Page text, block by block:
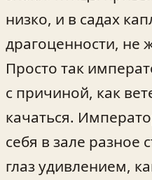
низко, и в садах
драгоценности, не
Просто так
с причиной, как
качаться.
себя в зале разное
глаз удивлением,